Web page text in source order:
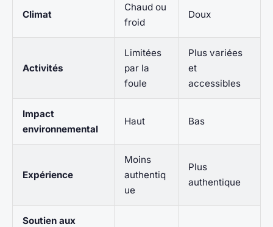
Climat
Chaud ou
froid
Doux
Activités
Limitées
par la
foule
Plus variées
et
accessibles
Impact
environnemental
Haut Bas
Expérience
Moins
authentiq
ue
Plus
authentique
Soutien aux